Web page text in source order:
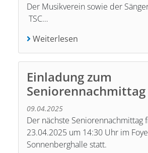
Der Musikverein sowie der
TSC…
Weiterlesen
Einladung zum
Seniorennachmittag
09.04.2025
Der nächste Seniorennachmittag
23.04.2025 um 14:30 Uhr im
Sonnenberghalle statt.